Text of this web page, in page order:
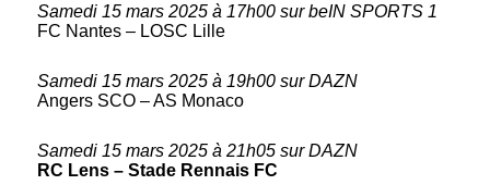
Samedi 15 mars 2025 à 17h00 sur beIN SPORTS 1
FC Nantes – LOSC Lille
Samedi 15 mars 2025 à 19h00 sur DAZN
Angers SCO – AS Monaco
Samedi 15 mars 2025 à 21h05 sur DAZN
RC Lens – Stade Rennais FC